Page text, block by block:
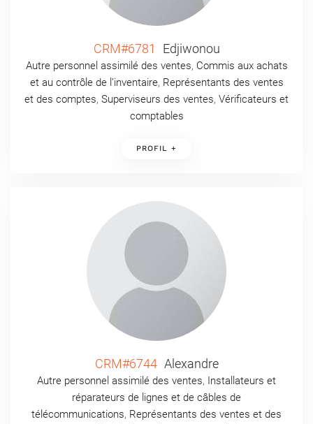
CRM#6781 Edjiwonou
Autre personnel assimilé des ventes, Commis aux achats
et au contrôle de l’inventaire, Représentants des ventes
et des comptes, Superviseurs des ventes, Vérificateurs et
comptables
PROFIL +
CRM#6744 Alexandre
Autre personnel assimilé des ventes, Installateurs et
réparateurs de lignes et de câbles de
télécommunications, Représentants des ventes et des